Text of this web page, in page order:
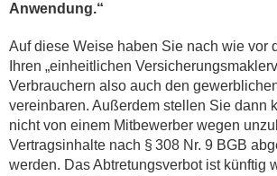
Anwendung.“
Auf diese Weise haben Sie nach wie vor
Ihren „einheitlichen
Verbrauchern also auch den
vereinbaren. Außerdem stellen Sie dann
nicht von einem Mitbewerber wegen
Vertragsinhalte nach § 308 Nr. 9 BGB
werden. Das Abtretungsverbot ist künftig